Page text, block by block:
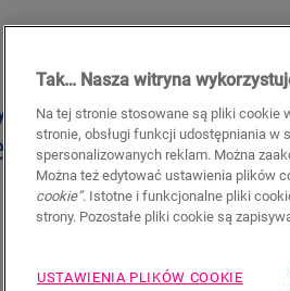
na klik:
luksusu i
Tak… Nasza witryna
Na tej stronie stosowane są pliki cookie
stronie, obsługi funkcji udostępniania w
spersonalizowanych reklam. Można
Można też edytować ustawienia plików
cookie”. Istotne i funkcjonalne pliki
strony. Pozostałe pliki cookie są
USTAWIENIA PLIKÓW COOKIE